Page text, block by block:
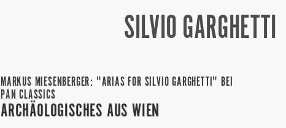
SILVIO GARGHETTI
MARKUS MIESENBERGER: "ARIAS FOR SILVIO GARGHETTI" BEI
PAN CLASSICS
ARCHÄOLOGISCHES AUS WIEN